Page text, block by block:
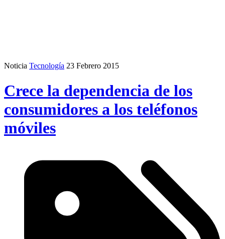
Noticia Tecnología 23 Febrero 2015
Crece la dependencia de los
consumidores a los teléfonos
móviles